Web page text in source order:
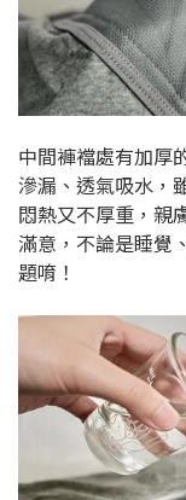
中間褲襠處有加厚
滲漏、透氣吸水，
悶熱又不厚重，親
滿意，不論是睡覺
題唷！